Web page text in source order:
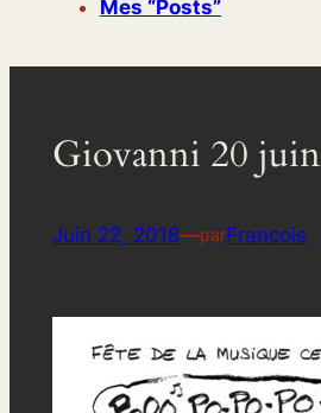
Mes “posts”
Giovanni 20 juin
Juin 22, 2018—parFrancois